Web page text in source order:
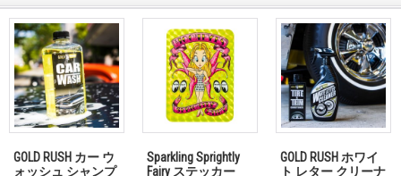
GOLD RUSH カー ウ
ォッシュ シャンプ
Sparkling Sprightly
Fairy ステッカー
GOLD RUSH ホワイ
ト レター クリーナ